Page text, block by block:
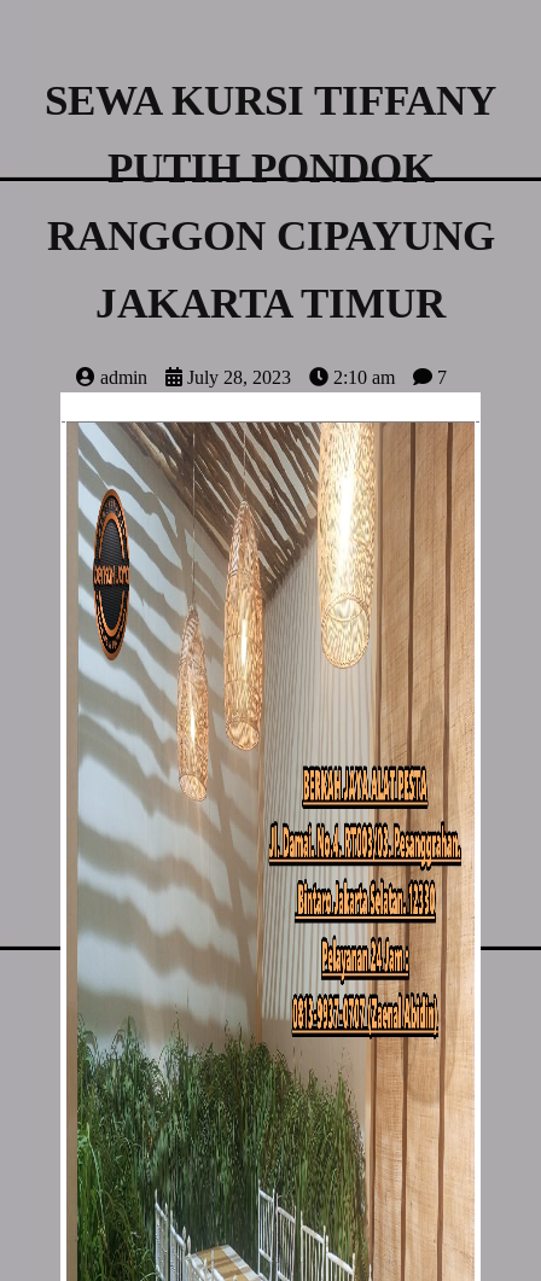
SEWA KURSI TIFFANY
PUTIH PONDOK
RANGGON CIPAYUNG
JAKARTA TIMUR
admin July 28, 2023 2:10 am 7